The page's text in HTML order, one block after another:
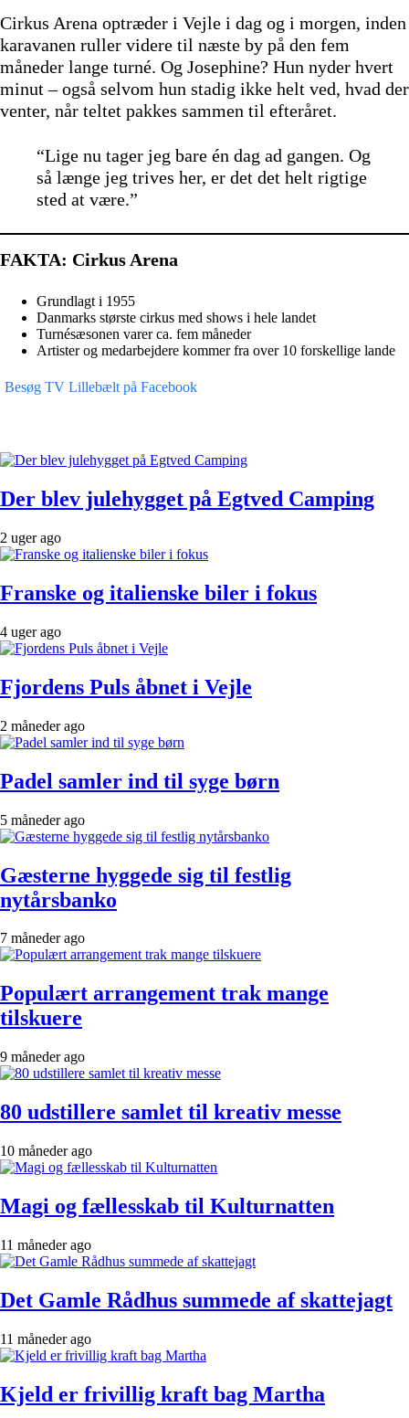
Cirkus Arena optræder i Vejle i dag og i morgen, inden
karavanen ruller videre til næste by på den fem
måneder lange turné. Og Josephine? Hun nyder hvert
minut – også selvom hun stadig ikke helt ved, hvad der
venter, når teltet pakkes sammen til efteråret.
“Lige nu tager jeg bare én dag ad gangen. Og
så længe jeg trives her, er det det helt rigtige
sted at være.”
FAKTA: Cirkus Arena
Grundlagt i 1955
Danmarks største cirkus med shows i hele landet
Turnésæsonen varer ca. fem måneder
Artister og medarbejdere kommer fra over 10 forskellige lande
Besøg TV Lillebælt på Facebook
Der blev julehygget på Egtved Camping
2 uger ago
Franske og italienske biler i fokus
4 uger ago
Fjordens Puls åbnet i Vejle
2 måneder ago
Padel samler ind til syge børn
5 måneder ago
Gæsterne hyggede sig til festlig
nytårsbanko
7 måneder ago
Populært arrangement trak mange
tilskuere
9 måneder ago
80 udstillere samlet til kreativ messe
10 måneder ago
Magi og fællesskab til Kulturnatten
11 måneder ago
Det Gamle Rådhus summede af skattejagt
11 måneder ago
Kjeld er frivillig kraft bag Martha